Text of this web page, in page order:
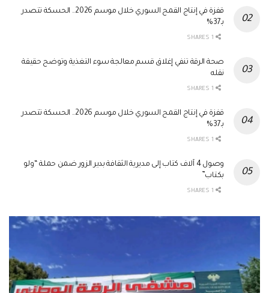
قفزة في إنتاج القمح السوري خلال موسم 2026.. الحسكة تتصدر
بـ37%
صحة الرقة تنفي إغلاق قسم معالجة سوء التغذية وتوضح حقيقة
نقله
قفزة في إنتاج القمح السوري خلال موسم 2026.. الحسكة تتصدر
بـ37%
وصول 4 آلاف كتاب إلى مديرية الثقافة بدير الزور ضمن حملة “ولو
بكتاب”